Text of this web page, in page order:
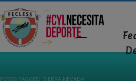
POSTS TAGGED "SIERRA NEVADA"